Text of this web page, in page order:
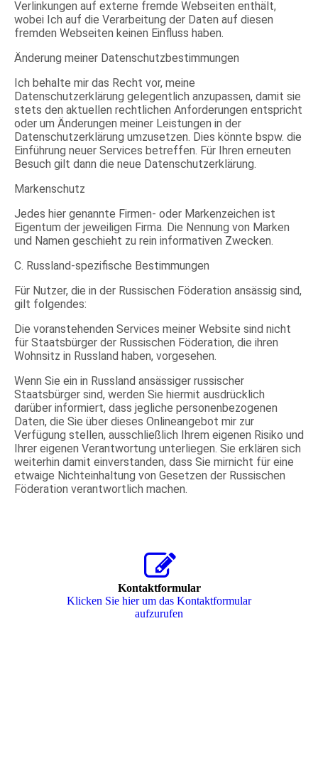
Verlinkungen auf externe fremde Webseiten enthält,
wobei Ich auf die Verarbeitung der Daten auf diesen
fremden Webseiten keinen Einfluss haben.
Änderung meiner Datenschutzbestimmungen
Ich behalte mir das Recht vor, meine
Datenschutzerklärung gelegentlich anzupassen, damit sie
stets den aktuellen rechtlichen Anforderungen entspricht
oder um Änderungen meiner Leistungen in der
Datenschutzerklärung umzusetzen. Dies könnte bspw. die
Einführung neuer Services betreffen. Für Ihren erneuten
Besuch gilt dann die neue Datenschutzerklärung.
Markenschutz
Jedes hier genannte Firmen- oder Markenzeichen ist
Eigentum der jeweiligen Firma. Die Nennung von Marken
und Namen geschieht zu rein informativen Zwecken.
C. Russland-spezifische Bestimmungen
Für Nutzer, die in der Russischen Föderation ansässig sind,
gilt folgendes:
Die voranstehenden Services meiner Website sind nicht
für Staatsbürger der Russischen Föderation, die ihren
Wohnsitz in Russland haben, vorgesehen.
Wenn Sie ein in Russland ansässiger russischer
Staatsbürger sind, werden Sie hiermit ausdrücklich
darüber informiert, dass jegliche personenbezogenen
Daten, die Sie über dieses Onlineangebot mir zur
Verfügung stellen, ausschließlich Ihrem eigenen Risiko und
Ihrer eigenen Verantwortung unterliegen. Sie erklären sich
weiterhin damit einverstanden, dass Sie mirnicht für eine
etwaige Nichteinhaltung von Gesetzen der Russischen
Föderation verantwortlich machen.
Kontaktformular
Klicken Sie hier um das Kon­takt­for­mu­lar
aufzurufen